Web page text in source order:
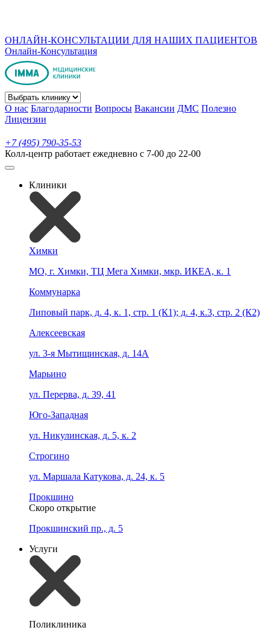
ОНЛАЙН-КОНСУЛЬТАЦИИ ДЛЯ НАШИХ ПАЦИЕНТОВ
Онлайн-Консультация
О нас Благодарности Вопросы Вакансии ДМС Полезно
Лицензии
+7 (495) 790-35-53
Колл-центр работает ежедневно с 7-00 до 22-00
Клиники
Химки
МО, г. Химки, ТЦ Мега Химки, мкр. ИКЕА, к. 1
Коммунарка
Липовый парк, д. 4, к. 1, стр. 1 (К1); д. 4, к.3, стр. 2 (К2)
Алексеевская
ул. 3-я Мытищинская, д. 14А
Марьино
ул. Перерва, д. 39, 41
Юго-Западная
ул. Никулинская, д. 5, к. 2
Строгино
ул. Маршала Катукова, д. 24, к. 5
Прокшино
Скоро открытие
Прокшинский пр., д. 5
Услуги
Поликлиника